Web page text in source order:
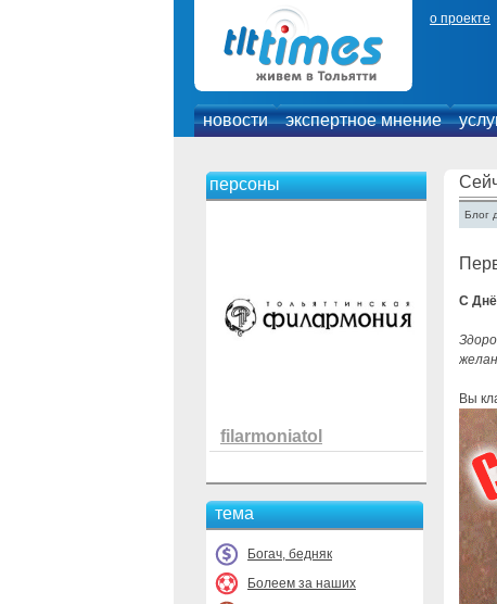
о проекте
новости экспертное мнение
персоны
filarmoniatol
тема
Богач, бедняк
Болеем за наших
Блог
С
Вы